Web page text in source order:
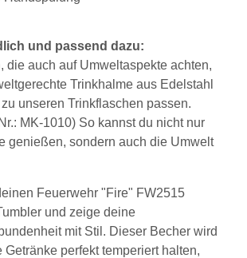
und passend dazu:
die auch auf Umweltaspekte achten,
Trinkhalme aus Edelstahl
unseren Trinkflaschen passen.
MK-1010) So kannst du nicht nur
genießen, sondern auch die Umwelt
Feuerwehr "Fire" FW2515
und zeige deine
mit Stil. Dieser Becher wird
Getränke perfekt temperiert halten,